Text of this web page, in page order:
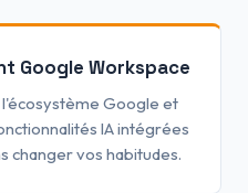
Google Workspace
l'écosystème Google et
IA intégrées
changer vos habitudes.